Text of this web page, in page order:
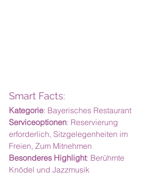
Smart Facts:
Kategorie: Bayerisches Restaurant
Serviceoptionen: Reservierung
erforderlich, Sitzgelegenheiten im
Freien, Zum Mitnehmen
Besonderes Highlight: Berühmte
Knödel und Jazzmusik